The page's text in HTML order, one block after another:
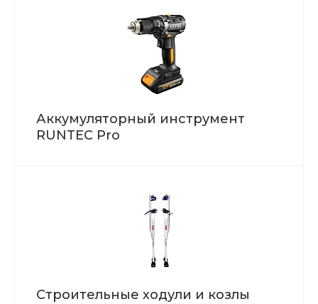
Аккумуляторный инструмент
RUNTEC Pro
Строительные ходули и козлы